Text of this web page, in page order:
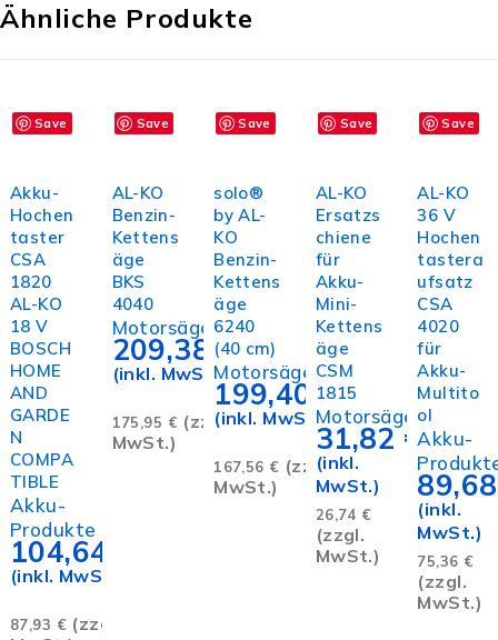
Ähnliche Produkte
Save
Akku-
Hochen
taster
CSA
1820
AL-KO
18 V
BOSCH
HOME
AND
GARDE
N
COMPA
TIBLE
Akku-
Produkte
104,64
(inkl. MwSt.)
87,93 € (zzgl.
Save
AL-KO
Benzin-
Kettens
äge
BKS
4040
Motorsägen
209,38€
(inkl. MwSt.)
175,95 € (zzgl.
MwSt.)
Save
solo®
by AL-
KO
Benzin-
Kettens
äge
6240
(40 cm)
Motorsägen
199,40€
(inkl. MwSt.)
167,56 € (zzgl.
MwSt.)
Save
AL-KO
Ersatzs
chiene
für
Akku-
Mini-
Kettens
äge
CSM
1815
Motorsägen
31,82€
(inkl.
MwSt.)
26,74 €
(zzgl.
MwSt.)
Save
AL-KO
36 V
Hochen
tastera
ufsatz
CSA
4020
für
Akku-
Multito
ol
Akku-
(inkl.
MwSt.)
75,36 €
(zzgl.
MwSt.)